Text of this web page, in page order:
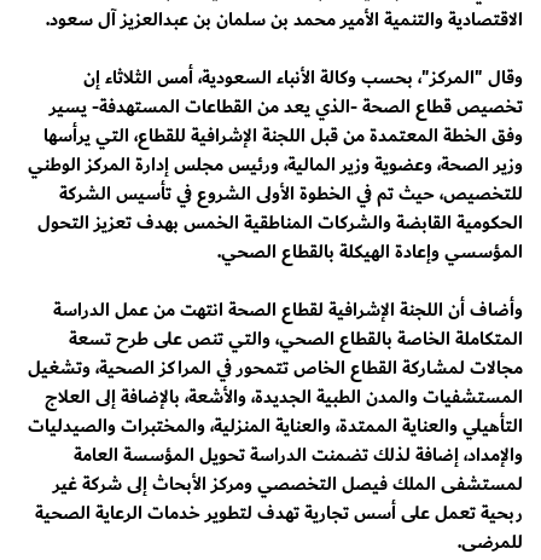
الاقتصادية والتنمية الأمير محمد بن سلمان بن عبدالعزيز آل سعود.
وقال "المركز"، بحسب وكالة الأنباء السعودية، أمس الثلاثاء إن
تخصيص قطاع الصحة -الذي يعد من القطاعات المستهدفة- يسير
وفق الخطة المعتمدة من قبل اللجنة الإشرافية للقطاع، التي يرأسها
وزير الصحة، وعضوية وزير المالية، ورئيس مجلس إدارة المركز الوطني
للتخصيص، حيث تم في الخطوة الأولى الشروع في تأسيس الشركة
الحكومية القابضة والشركات المناطقية الخمس بهدف تعزيز التحول
المؤسسي وإعادة الهيكلة بالقطاع الصحي.
وأضاف أن اللجنة الإشرافية لقطاع الصحة انتهت من عمل الدراسة
المتكاملة الخاصة بالقطاع الصحي، والتي تنص على طرح تسعة
مجالات لمشاركة القطاع الخاص تتمحور في المراكز الصحية، وتشغيل
المستشفيات والمدن الطبية الجديدة، والأشعة، بالإضافة إلى العلاج
التأهيلي والعناية الممتدة، والعناية المنزلية، والمختبرات والصيدليات
والإمداد، إضافة لذلك تضمنت الدراسة تحويل المؤسسة العامة
لمستشفى الملك فيصل التخصصي ومركز الأبحاث إلى شركة غير
ربحية تعمل على أسس تجارية تهدف لتطوير خدمات الرعاية الصحية
للمرضى.